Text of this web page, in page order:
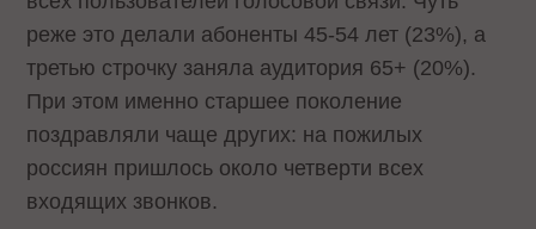
реже это делали абоненты 45-54 лет (23%), а
третью строчку заняла аудитория 65+ (20%).
При этом именно старшее поколение
поздравляли чаще других: на пожилых
россиян пришлось около четверти всех
входящих звонков.